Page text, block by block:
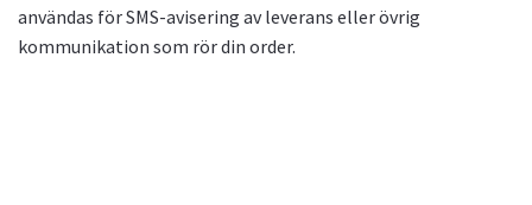
användas för SMS-avisering av leverans eller övrig
kommunikation som rör din order.